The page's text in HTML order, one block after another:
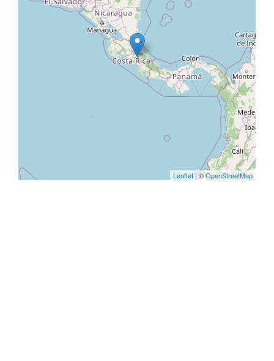
Leaflet | ©OpenStreetMap